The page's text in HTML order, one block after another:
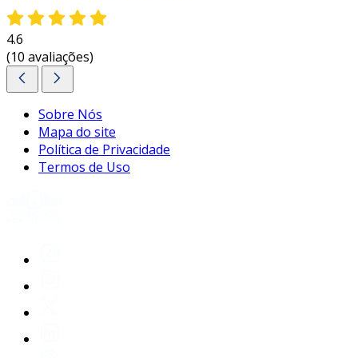
4.6
(10 avaliações)
Sobre Nós
Mapa do site
Política de Privacidade
Termos de Uso